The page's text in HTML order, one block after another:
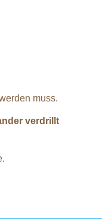
muss.
verdrillt